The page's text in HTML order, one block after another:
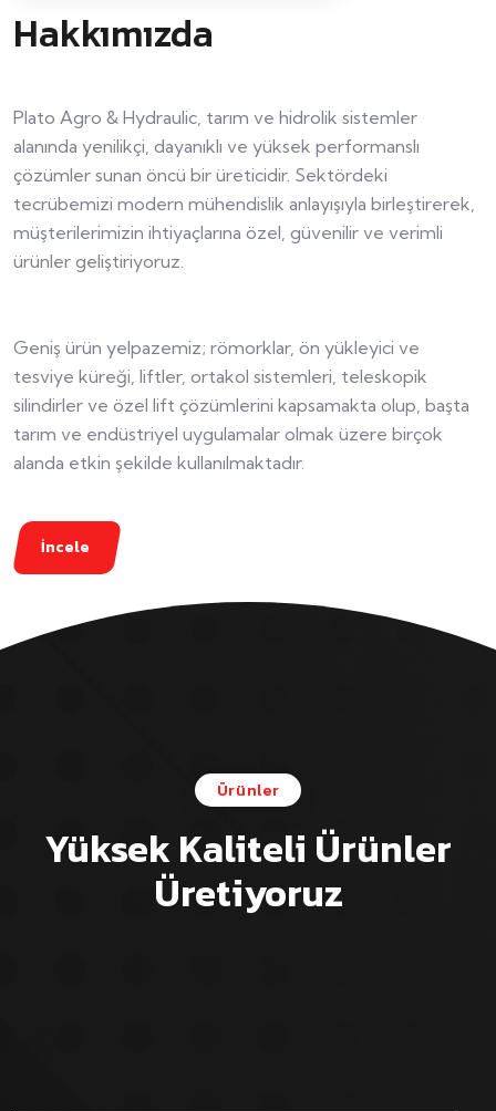
Hakkımızda
Plato Agro & Hydraulic, tarım ve hidrolik sistemler
alanında yenilikçi, dayanıklı ve yüksek performanslı
çözümler sunan öncü bir üreticidir. Sektördeki
tecrübemizi modern mühendislik anlayışıyla birleştirerek,
müşterilerimizin ihtiyaçlarına özel, güvenilir ve verimli
ürünler geliştiriyoruz.
Geniş ürün yelpazemiz; römorklar, ön yükleyici ve
tesviye küreği, liftler, ortakol sistemleri, teleskopik
silindirler ve özel lift çözümlerini kapsamakta olup, başta
tarım ve endüstriyel uygulamalar olmak üzere birçok
alanda etkin şekilde kullanılmaktadır.
İncele
Ürünler
Yüksek Kaliteli Ürünler
Üretiyoruz